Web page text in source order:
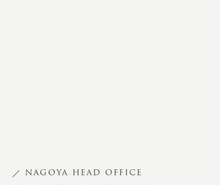
NAGOYA HEAD OFFICE